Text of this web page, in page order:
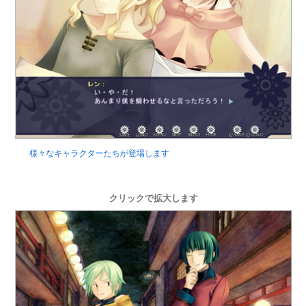
様々なキャラクターたちが登場します
クリックで拡大します